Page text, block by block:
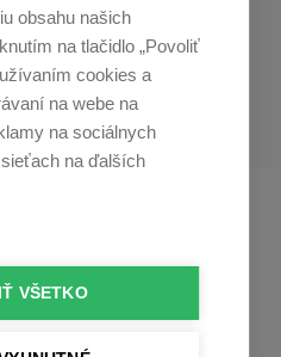
obsahu našich
na tlačidlo „Povoliť
cookies a
na webe na
na sociálnych
na ďalších
VŠETKO